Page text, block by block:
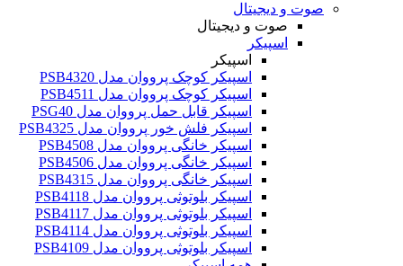
صوت و دیجیتال
صوت و دیجیتال
اسپیکر
اسپیکر
اسپیکر کوچک پرووان مدل PSB4320
اسپیکر کوچک پرووان مدل PSB4511
اسپیکر قابل حمل پرووان مدل PSG40
اسپیکر فلش خور پرووان مدل PSB4325
اسپیکر خانگی پرووان مدل PSB4508
اسپیکر خانگی پرووان مدل PSB4506
اسپیکر خانگی پرووان مدل PSB4315
اسپیکر بلوتوثی پرووان مدل PSB4118
اسپیکر بلوتوثی پرووان مدل PSB4117
اسپیکر بلوتوثی پرووان مدل PSB4114
اسپیکر بلوتوثی پرووان مدل PSB4109